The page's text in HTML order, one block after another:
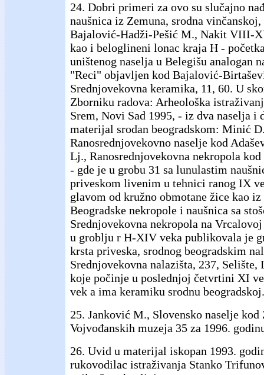
24. Dobri primeri za ovo su slučajno
naušnica iz Zemuna, srodna
Bajalović-Hadži-Pešić M., Nakit VIII-
kao i beloglineni lonac kraja H -
uništenog naselja u Belegišu analogan
"Reci" objavljen kod Bajalović-
Srednjovekovna keramika, 11, 60. U
Zborniku radova: Arheološka
Srem, Novi Sad 1995, - iz dva naselja i
materijal srodan beogradskom: Minić
Ranosrednjovekovno naselje kod
Lj., Ranosrednjovekovna nekropola
- gde je u grobu 31 sa lunulastim
priveskom livenim u tehnici ranog IX
glavom od kružno obmotane žice kao
Beogradske nekropole i naušnica sa
Srednjovekovna nekropola na
u groblju r H-XIV veka publikovala je
krsta priveska, srodnog beogradskim
Srednjovekovna nalazišta, 237, Selište,
koje počinje u poslednjoj četvrtini XI
vek a ima keramiku srodnu beogradskoj.
25. Janković M., Slovensko naselje kod
Vojvođanskih muzeja 35 za 1996.
26. Uvid u materijal iskopan 1993.
rukovodilac istraživanja Stanko